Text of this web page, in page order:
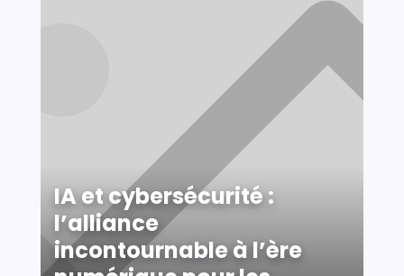
IA et cybersécurité :
l’alliance
incontournable à l’ère